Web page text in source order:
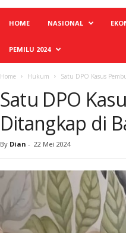
HOME NASIONAL
PEMILU 2024
Home Hukum Satu DPO Kasus
Satu DPO
Ditangkap di
By Dian - 22 Mei 2024